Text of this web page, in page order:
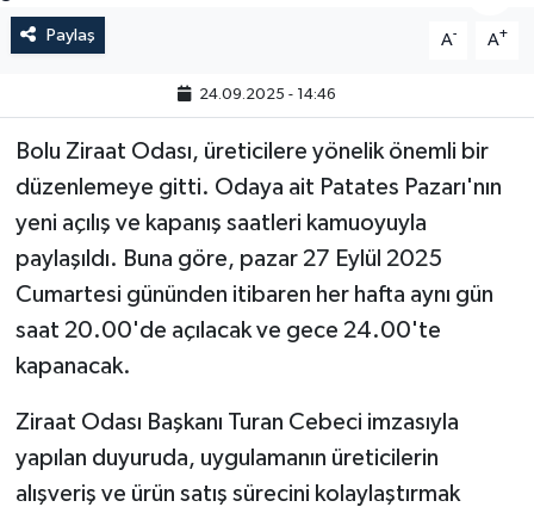
Paylaş A- A+
24.09.2025 - 14:46
Bolu Ziraat Odası, üreticilere yönelik önemli bir
düzenlemeye gitti. Odaya ait Patates Pazarı'nın
yeni açılış ve kapanış saatleri kamuoyuyla
paylaşıldı. Buna göre, pazar 27 Eylül 2025
Cumartesi gününden itibaren her hafta aynı gün
saat 20.00'de açılacak ve gece 24.00'te
kapanacak.
Ziraat Odası Başkanı Turan Cebeci imzasıyla
yapılan duyuruda, uygulamanın üreticilerin
alışveriş ve ürün satış sürecini kolaylaştırmak